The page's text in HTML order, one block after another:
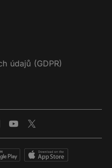
údajů (GDPR)